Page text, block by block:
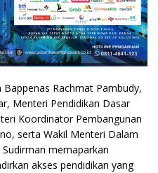
Rachmat Pambudy,
Menteri Pendidikan Dasar
Koordinator Pembangunan
serta Wakil Menteri Dalam
memaparkan
akses pendidikan yang